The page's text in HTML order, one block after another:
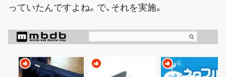
っていたんですよね。で、それを実施。